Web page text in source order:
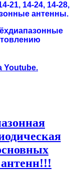
21, 14-24, 14-28,
антенны.
Youtube.